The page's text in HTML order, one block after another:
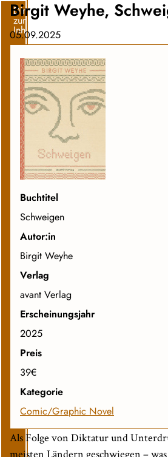
Direkt
zum
Inhalt
Birgit Weyhe,
05.09.2025
Buchtitel
Schweigen
Autor:in
Birgit Weyhe
Verlag
avant Verlag
Erscheinungsjahr
2025
Preis
39€
Kategorie
Comic/Graphic Novel
Als Folge von Diktatur und
meisten Ländern geschwiegen –